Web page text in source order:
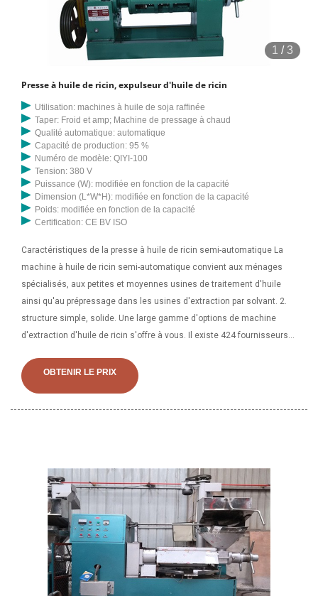
1 /3
Presse à huile de ricin, expulseur d'huile de ricin
Utilisation: machines à huile de soja raffinée
Taper: Froid et amp; Machine de pressage à chaud
Qualité automatique: automatique
Capacité de production: 95 %
Numéro de modèle: QIYI-100
Tension: 380 V
Puissance (W): modifiée en fonction de la capacité
Dimension (L*W*H): modifiée en fonction de la capacité
Poids: modifiée en fonction de la capacité
Certification: CE BV ISO
Caractéristiques de la presse à huile de ricin semi-automatique La
machine à huile de ricin semi-automatique convient aux ménages
spécialisés, aux petites et moyennes usines de traitement d'huile
ainsi qu'au prépressage dans les usines d'extraction par solvant. 2.
structure simple, solide. Une large gamme d'options de machine
d'extraction d'huile de ricin s'offre à vous. Il existe 424 fournisseurs
principalement situés en Asie. Les principaux fournisseurs sont le La
Chine qui vend les
OBTENIR LE PRIX